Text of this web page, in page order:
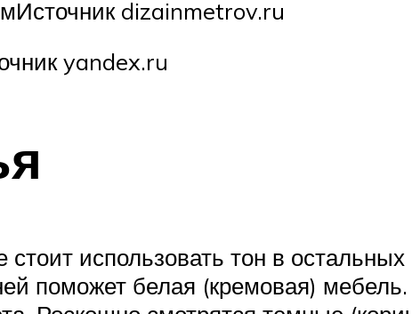
dizainmetrov.ru
yandex.ru
использовать тон в
поможет белая (кремовая)